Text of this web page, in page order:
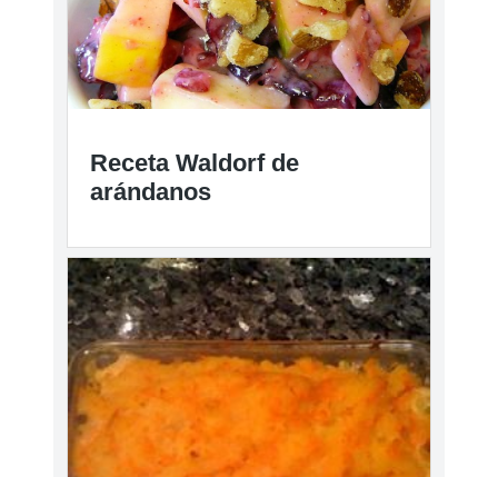
Receta de pastel de
arándanos y cerezas
Receta Waldorf de
arándanos